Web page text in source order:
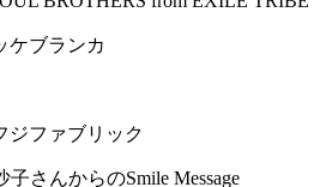
ケブランカ
ジファブリック
さんからのSmile Message